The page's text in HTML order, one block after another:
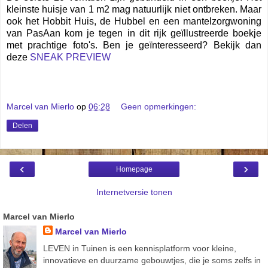
kleinste huisje van 1 m2 mag natuurlijk niet ontbreken. Maar
ook het Hobbit Huis, de Hubbel en een mantelzorgwoning
van PasAan kom je tegen in dit rijk geïllustreerde boekje
met prachtige foto's. Ben je geïnteresseerd? Bekijk dan
deze SNEAK PREVIEW
Marcel van Mierlo op 06:28 Geen opmerkingen:
Delen
‹ ›
Homepage
Internetversie tonen
Marcel van Mierlo
Marcel van Mierlo
LEVEN in Tuinen is een kennisplatform voor kleine,
innovatieve en duurzame gebouwtjes, die je soms zelfs in